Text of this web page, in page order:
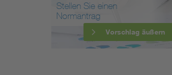
Stellen Sie einen
Normantrag
Vorschlag äußern